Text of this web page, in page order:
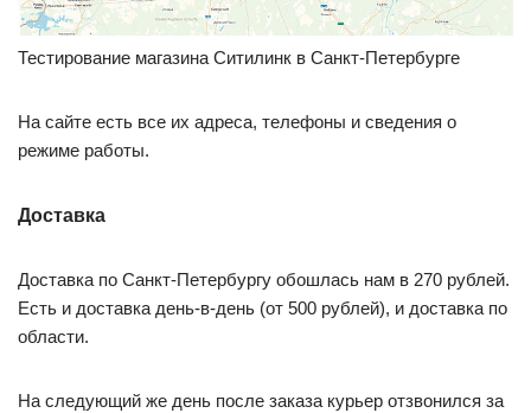
Тестирование магазина Ситилинк в Санкт-Петербурге
На сайте есть все их адреса, телефоны и сведения о
режиме работы.
Доставка
Доставка по Санкт-Петербургу обошлась нам в 270 рублей.
Есть и доставка день-в-день (от 500 рублей), и доставка по
области.
На следующий же день после заказа курьер отзвонился за